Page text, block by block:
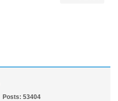
Posts: 53404